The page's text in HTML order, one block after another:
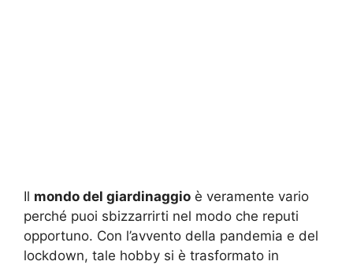
Il mondo del giardinaggio è veramente vario
perché puoi sbizzarrirti nel modo che reputi
opportuno. Con l’avvento della pandemia e del
lockdown, tale hobby si è trasformato in